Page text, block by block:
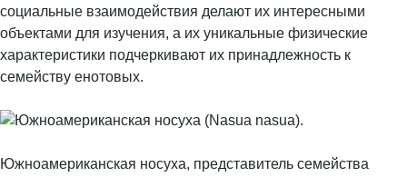
социальные взаимодействия делают их интересными
объектами для изучения, а их уникальные физические
характеристики подчеркивают их принадлежность к
семейству енотовых.
Южноамериканская носуха, представитель семейства